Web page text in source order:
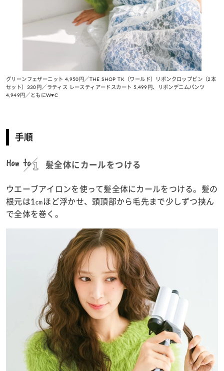
グリーンフェザーニット 4,950円／THE SHOP TK（ワールド）リボンクロップピン（2本
セット）330円／ラティス レースティアードスカート 5,499円、リボンデニムパンツ
4,949円／ともにW♥C
手順
How to 髪全体にカールをつける
ウエーブアイロンを使って髪全体にカールをつける。髪の
根元は1㎝ほど浮かせ、頭頂部から毛先まで少しずつ挟ん
で全体を巻く。